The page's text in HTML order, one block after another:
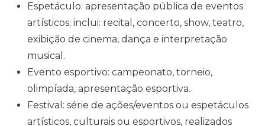
Espetáculo: apresentação pública de eventos
artísticos; inclui: recital, concerto, show, teatro,
exibição de cinema, dança e interpretação
musical.
Evento esportivo: campeonato, torneio,
olimpíada, apresentação esportiva.
Festival: série de ações/eventos ou espetáculos
artísticos, culturais ou esportivos, realizados